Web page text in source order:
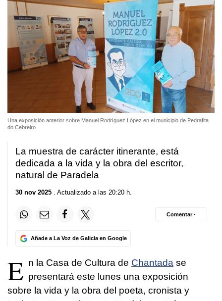
Una exposición anterior sobre Manuel Rodríguez López en el municipio de Pedrafita
do Cebreiro
La muestra de carácter itinerante, está
dedicada a la vida y la obra del escritor,
natural de Paradela
30 nov 2025 . Actualizado a las 20:20 h.
Añade a La Voz de Galicia en Google
Comentar ·
E n la Casa de Cultura de Chantada se
presentará este lunes una exposición
sobre la vida y la obra del poeta, cronista y